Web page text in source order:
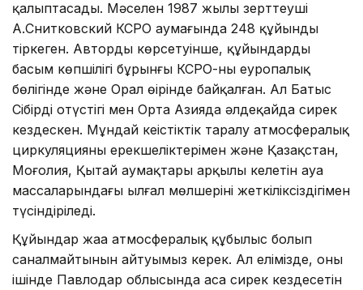
қалыптасады. Мәселен 1987 жылы зерттеуші
А.Снитковский КСРО аумағында 248 құйынды
тіркеген. Автордың көрсетуінше, құйындардың
басым көпшілігі бұрынғы КСРО-ның еуропалық
бөлігінде және Орал өңірінде байқалған. Ал Батыс
Сібірдің оңтүстігі мен Орта Азияда әлдеқайда сирек
кездескен. Мұндай кеңістіктік таралу атмосфералық
циркуляцияның ерекшеліктерімен және Қазақстан,
Моңғолия, Қытай аумақтары арқылы келетін ауа
массаларындағы ылғал мөлшерінің жеткіліксіздігімен
түсіндіріледі.
Құйындар жаңа атмосфералық құбылыс болып
саналмайтынын айтуымыз керек. Ал елімізде, оның
ішінде Павлодар облысында аса сирек кездесетін